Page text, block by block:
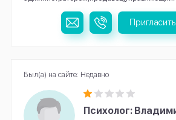
Психолог:
Был(а) на сайте: Недавно